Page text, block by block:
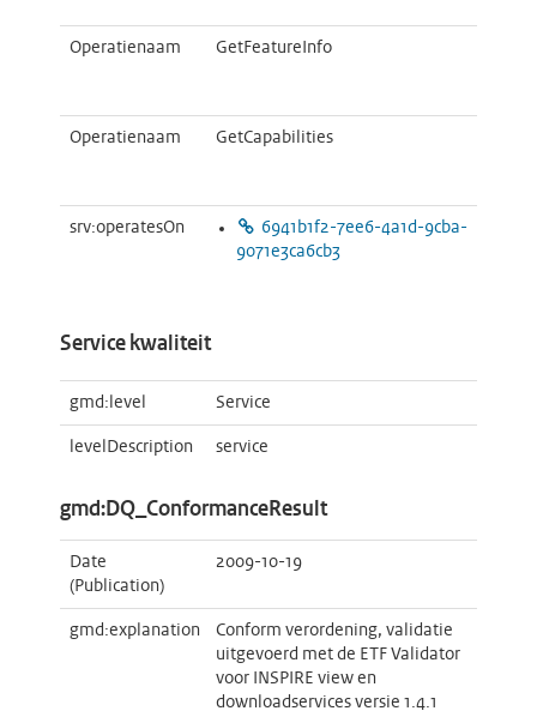
Operatienaam GetFeatureInfo
Operatienaam GetCapabilities
srv:operatesOn
6941b1f2-7ee6-4a1d-9cba-
9071e3ca6cb3
Service kwaliteit
gmd:level Service
levelDescription service
gmd:DQ_ConformanceResult
Date
(Publication)
2009-10-19
gmd:explanation
Conform verordening, validatie
uitgevoerd met de ETF Validator
voor INSPIRE view en
downloadservices versie 1.4.1